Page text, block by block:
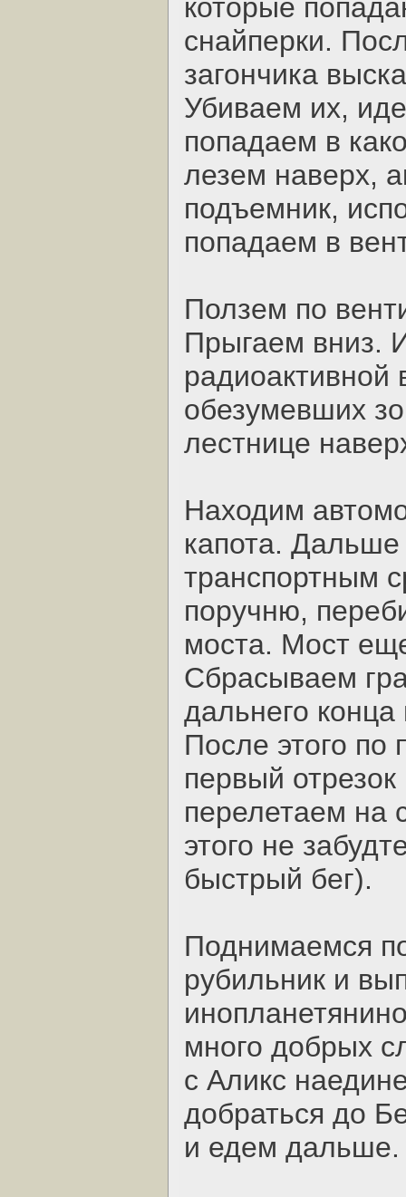
которые
снайперки.
загончика
Убиваем их,
попадаем в
лезем наверх,
подъемник,
попадаем в
Ползем по
Прыгаем вниз.
радиоактивной
обезумевших
лестнице
Находим
капота.
транспортным
поручню,
моста. Мост
Сбрасываем
дальнего
После этого
первый
перелетаем на
этого не
быстрый бег).
Поднимаемся
рубильник и
много добрых
с Аликс
добраться до
и едем дальше.